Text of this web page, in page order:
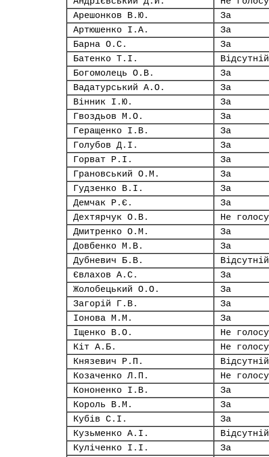
Арешонков В.Ю.
За
Артюшенко І.А.
За
Барна О.С.
За
Батенко Т.І.
Відсутній
Богомолець О.В.
За
Вадатурський А.О.
За
Вінник І.Ю.
За
Гвоздьов М.О.
За
Геращенко І.В.
За
Голубов Д.І.
За
Горват Р.І.
За
Грановський О.М.
За
Гудзенко В.І.
За
Демчак Р.Є.
За
Дехтярчук О.В.
Не
Дмитренко О.М.
За
Довбенко М.В.
За
Дубневич Б.В.
Відсутній
Євлахов А.С.
За
Жолобецький О.О.
За
Загорій Г.В.
За
Іонова М.М.
За
Іщенко В.О.
Не
Кіт А.Б.
Не
Князевич Р.П.
Відсутній
Козаченко Л.П.
Не
Кононенко І.В.
За
Король В.М.
За
Кубів С.І.
За
Кузьменко А.І.
Відсутній
Куліченко І.І.
За